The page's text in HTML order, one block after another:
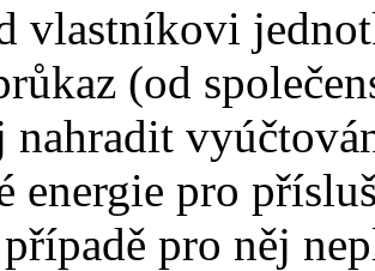
vlastníkovi
(od
nahradit
energie pro
pro něj